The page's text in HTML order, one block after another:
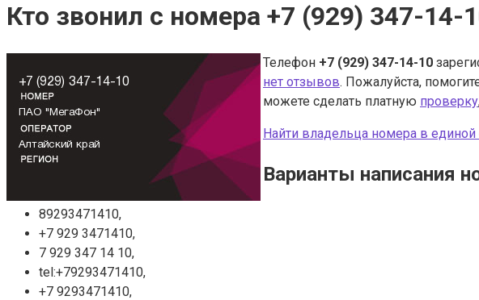
Кто звонил с номера +7 (929) 347-14-
Телефон +7 (929) 347-14-10
нет отзывов. Пожалуйста,
можете сделать платную проверку
Найти владельца номера в
Варианты написания
89293471410,
+7 929 3471410,
7 929 347 14 10,
tel:+79293471410,
+7 9293471410,